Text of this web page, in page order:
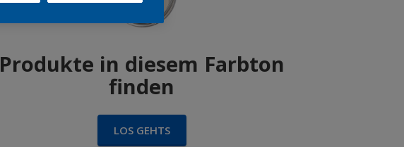
Produkte in diesem Farbton
finden
LOS GEHTS